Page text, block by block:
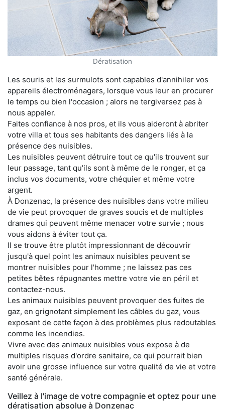
Dératisation
Les souris et les surmulots sont capables d'annihiler vos
appareils électroménagers, lorsque vous leur en procurer
le temps ou bien l'occasion ; alors ne tergiversez pas à
nous appeler.
Faites confiance à nos pros, et ils vous aideront à abriter
votre villa et tous ses habitants des dangers liés à la
présence des nuisibles.
Les nuisibles peuvent détruire tout ce qu'ils trouvent sur
leur passage, tant qu'ils sont à même de le ronger, et ça
inclus vos documents, votre chéquier et même votre
argent.
À Donzenac, la présence des nuisibles dans votre milieu
de vie peut provoquer de graves soucis et de multiples
drames qui peuvent même menacer votre survie ; nous
vous aidons à éviter tout ça.
Il se trouve être plutôt impressionnant de découvrir
jusqu'à quel point les animaux nuisibles peuvent se
montrer nuisibles pour l'homme ; ne laissez pas ces
petites bêtes répugnantes mettre votre vie en péril et
contactez-nous.
Les animaux nuisibles peuvent provoquer des fuites de
gaz, en grignotant simplement les câbles du gaz, vous
exposant de cette façon à des problèmes plus redoutables
comme les incendies.
Vivre avec des animaux nuisibles vous expose à de
multiples risques d'ordre sanitaire, ce qui pourrait bien
avoir une grosse influence sur votre qualité de vie et votre
santé générale.
Veillez à l'image de votre compagnie et optez pour une
dératisation absolue à Donzenac